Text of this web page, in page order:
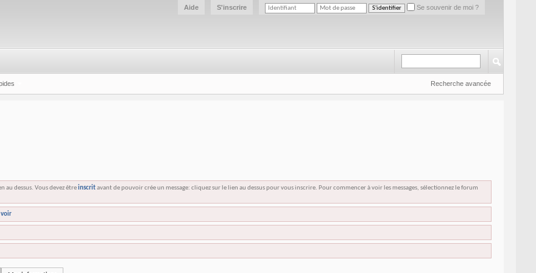
Se souvenir de moi ?
S'inscrire
Aide
Recherche avancée
au dessus. Vous devez êtreinscritavant de pouvoir crée un message: cliquez sur le lien au dessus pour vous inscrire. Pour commencer à voir les messages, sélectionnez le forum
voir